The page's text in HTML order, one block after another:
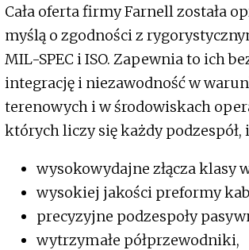
Cała oferta firmy Farnell została
myślą o zgodności z
MIL-SPEC i ISO. Zapewnia to ich
integrację i niezawodność w
terenowych i w środowiskach
których liczy się każdy podzespół,
wysokowydajne złącza klasy
wysokiej jakości preformy
precyzyjne podzespoły
wytrzymałe półprzewodniki,